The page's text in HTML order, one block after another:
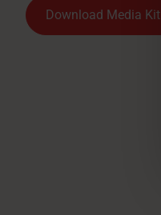
Download Media Kit